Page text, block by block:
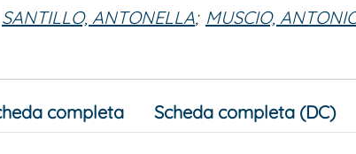
SANTILLO, ANTONELLA; MUSCIO,
completa Scheda completa (DC)